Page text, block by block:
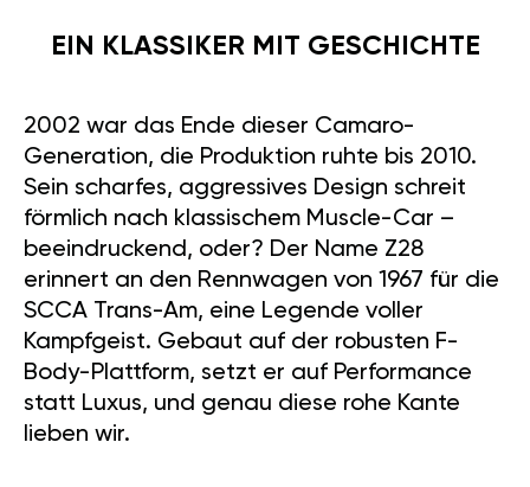
EIN KLASSIKER MIT GESCHICHTE
2002 war das Ende dieser Camaro-
Generation, die Produktion ruhte bis 2010.
Sein scharfes, aggressives Design schreit
förmlich nach klassischem Muscle-Car –
beeindruckend, oder? Der Name Z28
erinnert an den Rennwagen von 1967 für die
SCCA Trans-Am, eine Legende voller
Kampfgeist. Gebaut auf der robusten F-
Body-Plattform, setzt er auf Performance
statt Luxus, und genau diese rohe Kante
lieben wir.